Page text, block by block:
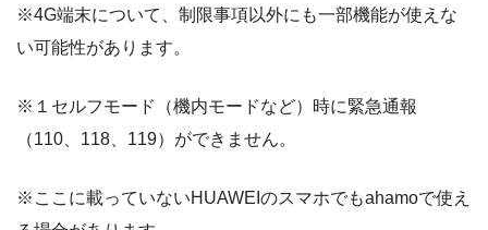
※4G端末について、制限事項以外にも一部機能が使えな
い可能性があります。
※１セルフモード（機内モードなど）時に緊急通報
（110、118、119）ができません。
※ここに載っていないHUAWEIのスマホでもahamoで使え